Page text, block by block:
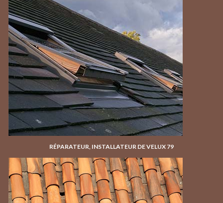
RÉPARATEUR, INSTALLATEUR DE VELUX 79